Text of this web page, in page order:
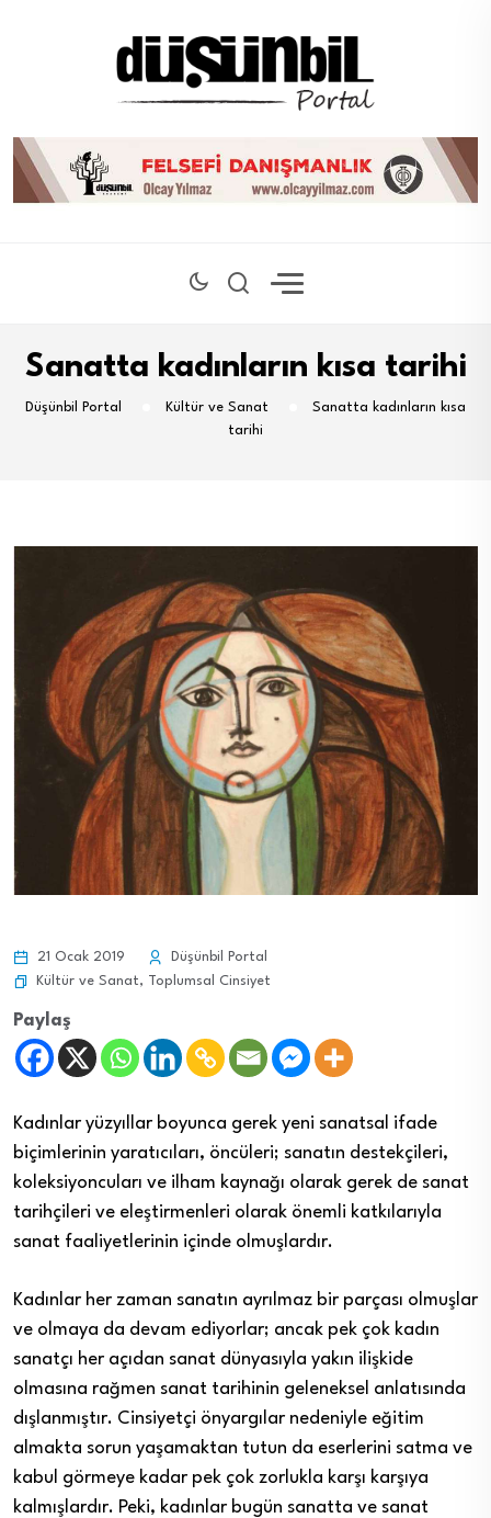
Sanatta kadınların kısa tarihi
Düşünbil Portal Kültür ve Sanat
Sanatta kadınların kısa
tarihi
21 Ocak 2019
Düşünbil Portal
Kültür ve Sanat, Toplumsal Cinsiyet
Paylaş
Kadınlar yüzyıllar boyunca gerek yeni sanatsal ifade
biçimlerinin yaratıcıları, öncüleri; sanatın destekçileri,
koleksiyoncuları ve ilham kaynağı olarak gerek de sanat
tarihçileri ve eleştirmenleri olarak önemli katkılarıyla
sanat faaliyetlerinin içinde olmuşlardır.
Kadınlar her zaman sanatın ayrılmaz bir parçası olmuşlar
ve olmaya da devam ediyorlar; ancak pek çok kadın
sanatçı her açıdan sanat dünyasıyla yakın ilişkide
olmasına rağmen sanat tarihinin geleneksel anlatısında
dışlanmıştır. Cinsiyetçi önyargılar nedeniyle eğitim
almakta sorun yaşamaktan tutun da eserlerini satma ve
kabul görmeye kadar pek çok zorlukla karşı karşıya
kalmışlardır. Peki, kadınlar bugün sanatta ve sanat